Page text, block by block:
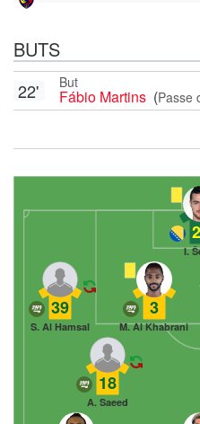
BUTS
But
Fábio Martins (Passe
22'
I.
3
M. Al Khabrani
39
S. Al Hamsal
18
A. Saeed